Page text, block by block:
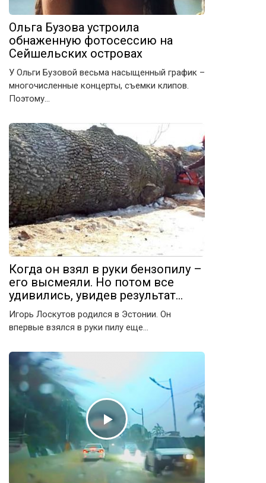
Ольга Бузова устроила
обнаженную фотосессию на
Сейшельских островах
У Ольги Бузовой весьма насыщенный график –
многочисленные концерты, съемки клипов.
Поэтому…
Когда он взял в руки бензопилу –
его высмеяли. Но потом все
удивились, увидев результат…
Игорь Лоскутов родился в Эстонии. Он
впервые взялся в руки пилу еще…